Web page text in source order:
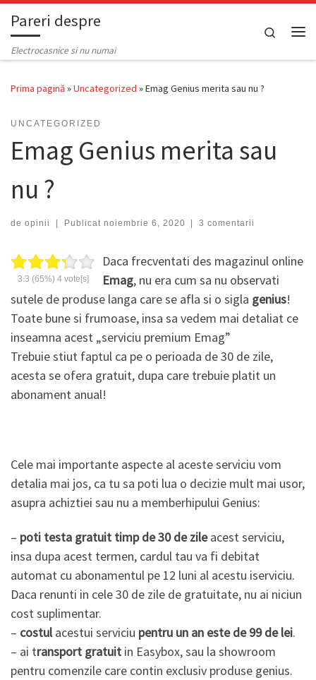
Skip to content
Pareri despre
Electrocasnice si nu numai
Search
Prima pagină»Uncategorized »Emag Genius merita sau nu ?
UNCATEGORIZED
Emag Genius merita sau
nu ?
de opinii Publicat noiembrie 6, 2020 3 comentarii
3.3 (65%) 4vote[s]
Daca frecventati des magazinul online
Emag, nu era cum sa nu observati
sutele de produse langa care se afla si o sigla genius!
Toate bune si frumoase, insa sa vedem mai detaliat ce
inseamna acest „serviciu premium Emag”
Trebuie stiut faptul ca pe o perioada de 30 de zile,
acesta se ofera gratuit, dupa care trebuie platit un
abonament anual!
Cele mai importante aspecte al aceste serviciu vom
detalia mai jos, ca tu sa poti lua o decizie mult mai usor,
asupra achiztiei sau nu a memberhipului Genius:
– poti testa gratuit timp de 30 de zileacest serviciu,
insa dupa acest termen, cardul tau va fi debitat
automat cu abonamentul pe 12 luni al acestu iserviciu.
Daca renunti in cele 30 de zile de gratuitate, nu ai niciun
cost suplimentar.
– costulacestui serviciu pentru un an este de 99 de lei.
– ai transport gratuit in Easybox, sau la showroom
pentru comenzile care contin exclusiv produse genius.